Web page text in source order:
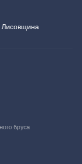
Лисовщина
бруса